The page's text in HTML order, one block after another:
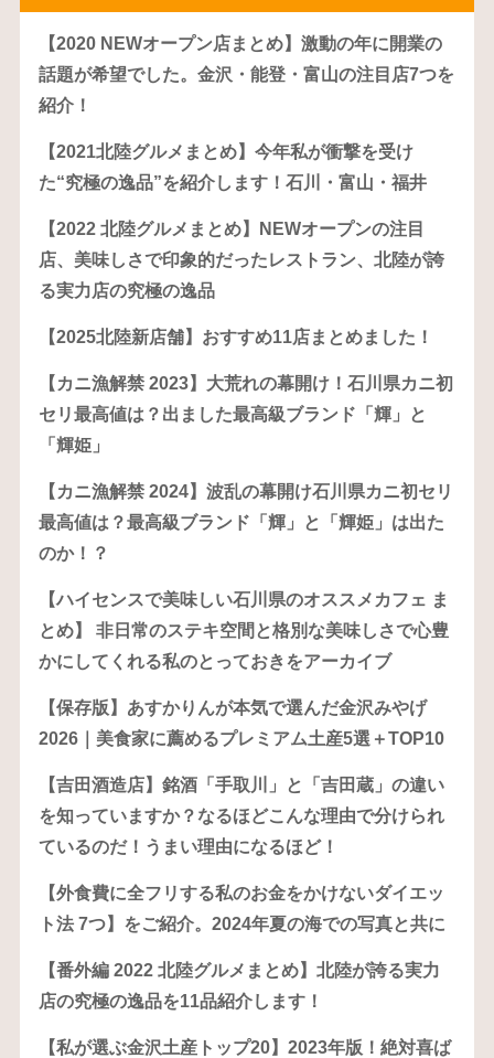
【2020 NEWオープン店まとめ】激動の年に開業の
話題が希望でした。金沢・能登・富山の注目店7つを
紹介！
【2021北陸グルメまとめ】今年私が衝撃を受け
た“究極の逸品”を紹介します！石川・富山・福井
【2022 北陸グルメまとめ】NEWオープンの注目
店、美味しさで印象的だったレストラン、北陸が誇
る実力店の究極の逸品
【2025北陸新店舗】おすすめ11店まとめました！
【カニ漁解禁 2023】大荒れの幕開け！石川県カニ初
セリ最高値は？出ました最高級ブランド「輝」と
「輝姫」
【カニ漁解禁 2024】波乱の幕開け石川県カニ初セリ
最高値は？最高級ブランド「輝」と「輝姫」は出た
のか！？
【ハイセンスで美味しい石川県のオススメカフェ ま
とめ】 非日常のステキ空間と格別な美味しさで心豊
かにしてくれる私のとっておきをアーカイブ
【保存版】あすかりんが本気で選んだ金沢みやげ
2026｜美食家に薦めるプレミアム土産5選＋TOP10
【吉田酒造店】銘酒「手取川」と「吉田蔵」の違い
を知っていますか？なるほどこんな理由で分けられ
ているのだ！うまい理由になるほど！
【外食費に全フリする私のお金をかけないダイエッ
ト法 7つ】をご紹介。2024年夏の海での写真と共に
【番外編 2022 北陸グルメまとめ】北陸が誇る実力
店の究極の逸品を11品紹介します！
【私が選ぶ金沢土産トップ20】2023年版！絶対喜ば